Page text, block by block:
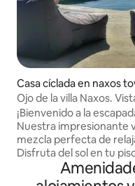
Casa cíclada en naxos
Ojo de la villa Naxos.
privada.
¡Bienvenido a la
Nuestra impresionante
mezcla perfecta de
Disfruta del sol en tu
enciende la barbacoa
comidas inolvidables y